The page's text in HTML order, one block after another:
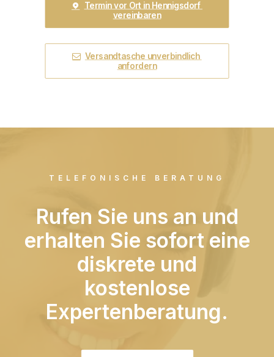
Termin vor Ort in Hennigsdorf
vereinbaren
Versandtasche unverbindlich
anfordern
TELEFONISCHE BERATUNG
Rufen Sie uns an und
erhalten Sie sofort eine
diskrete und
kostenlose
Expertenberatung.